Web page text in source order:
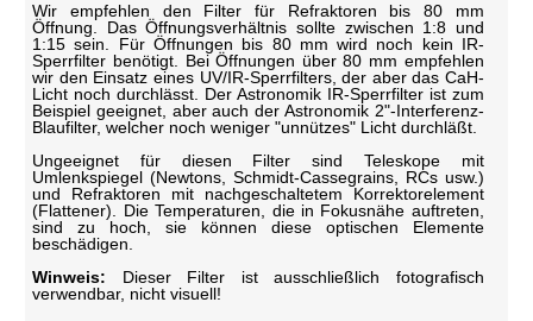
Wir empfehlen den Filter für Refraktoren bis 80 mm
Öffnung. Das Öffnungsverhältnis sollte zwischen 1:8 und
1:15 sein. Für Öffnungen bis 80 mm wird noch kein IR-
Sperrfilter benötigt. Bei Öffnungen über 80 mm empfehlen
wir den Einsatz eines UV/IR-Sperrfilters, der aber das CaH-
Licht noch durchlässt. Der Astronomik IR-Sperrfilter ist zum
Beispiel geeignet, aber auch der Astronomik 2"-Interferenz-
Blaufilter, welcher noch weniger "unnützes" Licht durchläßt.
Ungeeignet für diesen Filter sind Teleskope mit
Umlenkspiegel (Newtons, Schmidt-Cassegrains, RCs usw.)
und Refraktoren mit nachgeschaltetem Korrektorelement
(Flattener). Die Temperaturen, die in Fokusnähe auftreten,
sind zu hoch, sie können diese optischen Elemente
beschädigen.
Winweis: Dieser Filter ist ausschließlich fotografisch
verwendbar, nicht visuell!